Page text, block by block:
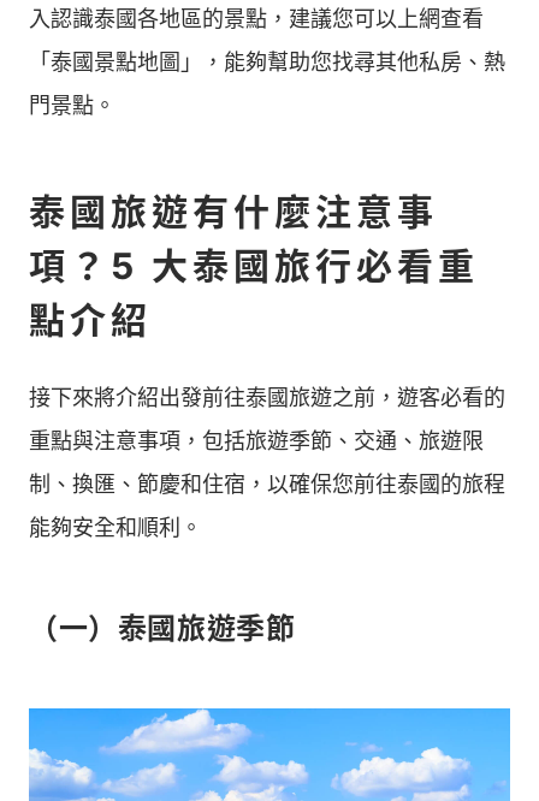
入認識泰國各地區的景點，建議您可以上網查看
「泰國景點地圖」，能夠幫助您找尋其他私房、熱
門景點。
泰國旅遊有什麼注意事
項？5 大泰國旅行必看重
點介紹
接下來將介紹出發前往泰國旅遊之前，遊客必看的
重點與注意事項，包括旅遊季節、交通、旅遊限
制、換匯、節慶和住宿，以確保您前往泰國的旅程
能夠安全和順利。
（一）泰國旅遊季節